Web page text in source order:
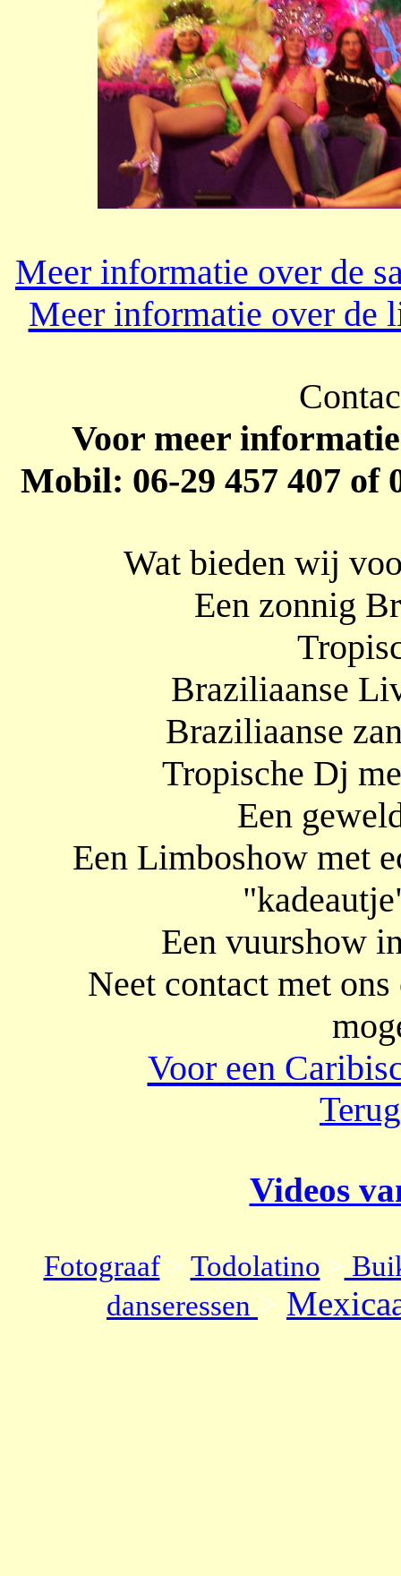
Meer informatie over de
Meer informatie over de
Voor meer
Mobil: 06-29 457 407 of
Wat bieden wij
Een zonnig
Braziliaanse
Braziliaanse
Tropische Dj
Een
Een Limboshow met
Een vuurshow
Neet contact met
Voor een
Videos
Fotograaf> Todolatino >
danseressen >